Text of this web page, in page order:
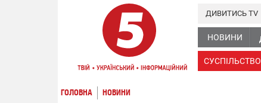
НОВИНИ
СУСПІЛЬСТВО
ДИВИТИСЬ TV
ГОЛОВНА НОВИНИ